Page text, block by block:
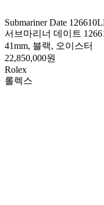
Submariner Date
서브마리너 데이트
41mm, 블랙, 오이스터
22,850,000원
Rolex
롤렉스